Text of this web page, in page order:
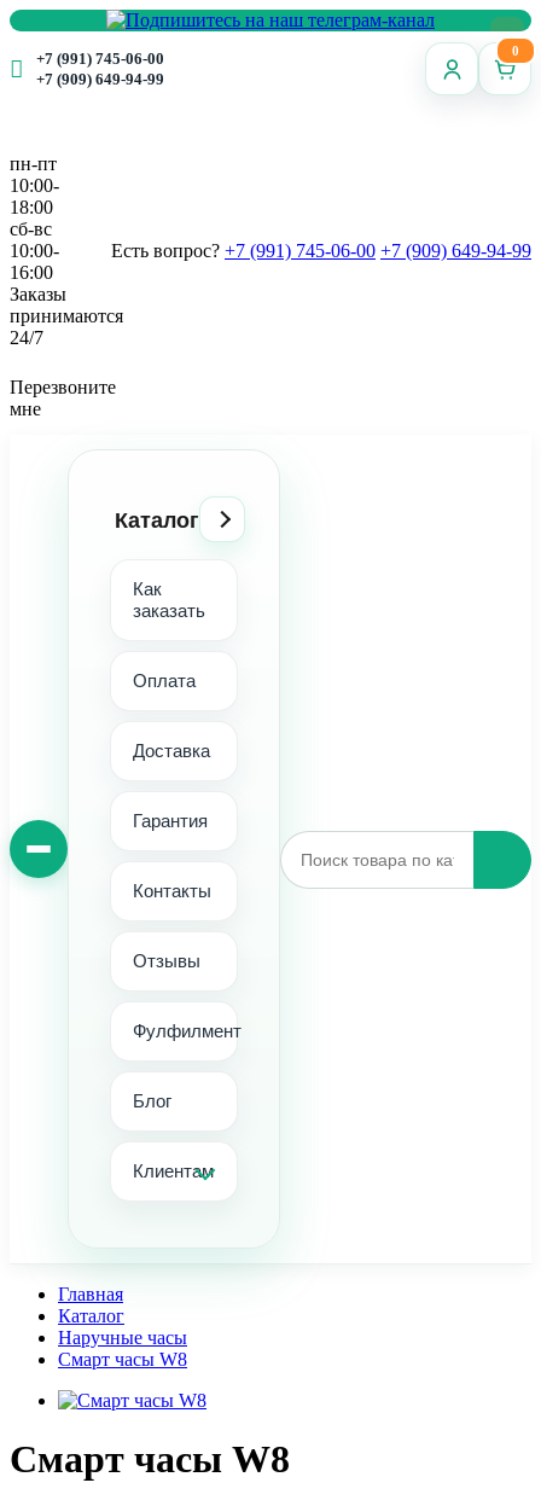
+7 (991) 745-06-00
+7 (909) 649-94-99
0
пн-пт
10:00-
18:00
сб-вс
10:00-
16:00
Заказы
принимаются
24/7
Есть вопрос? +7 (991) 745-06-00 +7 (909) 649-94-99
Перезвоните
мне
Каталог
Как
заказать
Оплата
Доставка
Гарантия
Контакты
Отзывы
Фулфилмент
Блог
Клиентам
Главная
Каталог
Наручные часы
Смарт часы W8
Смарт часы W8